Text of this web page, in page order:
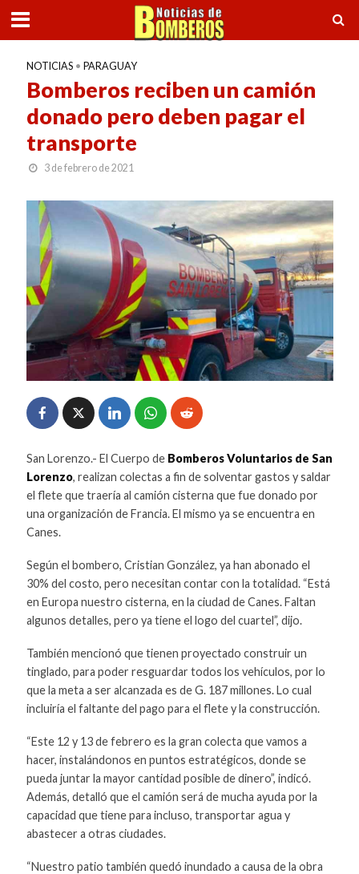
NOTICIAS • PARAGUAY
Bomberos reciben un camión
donado pero deben pagar el
transporte
3 de febrero de 2021
San Lorenzo.- El Cuerpo de Bomberos Voluntarios de San
Lorenzo, realizan colectas a fin de solventar gastos y saldar
el flete que traería al camión cisterna que fue donado por
una organización de Francia. El mismo ya se encuentra en
Canes.
Según el bombero, Cristian González, ya han abonado el
30% del costo, pero necesitan contar con la totalidad. “Está
en Europa nuestro cisterna, en la ciudad de Canes. Faltan
algunos detalles, pero ya tiene el logo del cuartel”, dijo.
También mencionó que tienen proyectado construir un
tinglado, para poder resguardar todos los vehículos, por lo
que la meta a ser alcanzada es de G. 187 millones. Lo cual
incluiría el faltante del pago para el flete y la construcción.
“Este 12 y 13 de febrero es la gran colecta que vamos a
hacer, instalándonos en puntos estratégicos, donde se
pueda juntar la mayor cantidad posible de dinero”, indicó.
Además, detalló que el camión será de mucha ayuda por la
capacidad que tiene para incluso, transportar agua y
abastecer a otras ciudades.
“Nuestro patio también quedó inundado a causa de la obra